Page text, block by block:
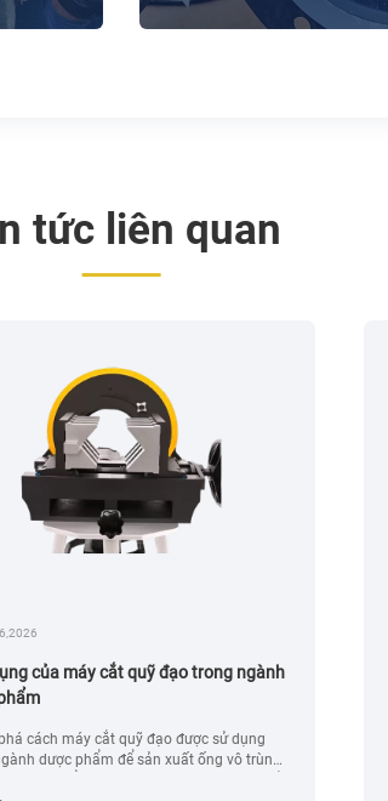
tức liên quan
của máy cắt quỹ đạo trong ngành
cách máy cắt quỹ đạo được sử dụng
dược phẩm để sản xuất ống vô trùng,